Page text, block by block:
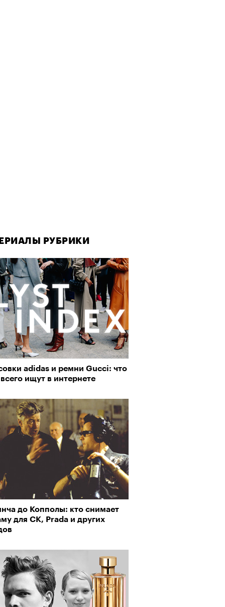
РУБРИКИ
adidas и ремни Gucci: что
ищут в интернете
до Копполы: кто снимает
для CK, Prada и других
РУБРИКИ
как лекарство: как
стали новой формой
важны гормоны стресса
РУБРИКИ
2025: Япония наносит
удар
2025: объединение двух
и мир, в котором нет